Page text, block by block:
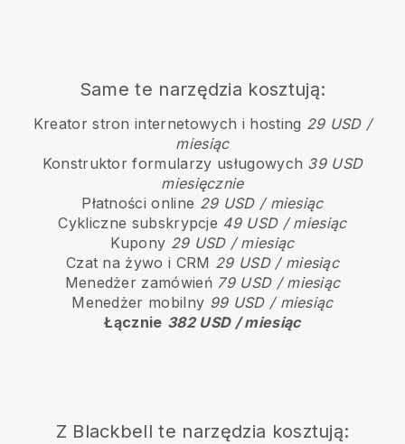
Same te narzędzia kosztują:
Kreator stron internetowych i hosting 29 USD /
miesiąc
Konstruktor formularzy usługowych 39 USD
miesięcznie
Płatności online 29 USD / miesiąc
Cykliczne subskrypcje 49 USD / miesiąc
Kupony 29 USD / miesiąc
Czat na żywo i CRM 29 USD / miesiąc
Menedżer zamówień 79 USD / miesiąc
Menedżer mobilny 99 USD / miesiąc
Łącznie 382 USD / miesiąc
Z Blackbell te narzędzia kosztują: